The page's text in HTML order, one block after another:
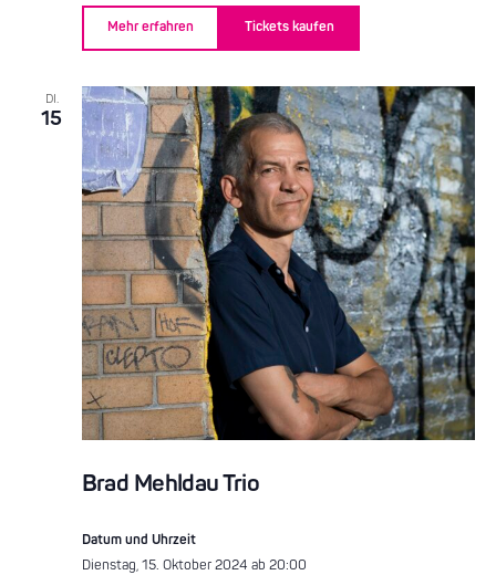
Mehr erfahren Tickets kaufen
DI.
15
Brad Mehldau Trio
Datum und Uhrzeit
Dienstag, 15. Oktober 2024 ab 20:00